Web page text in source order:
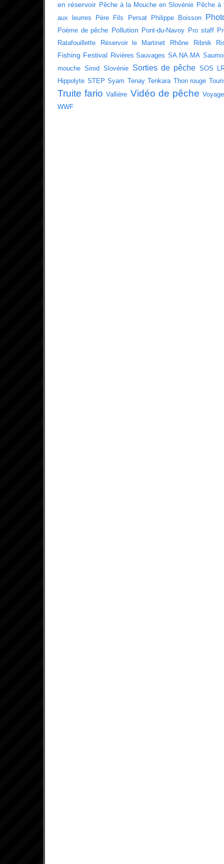
en réservoir Pêche à la Mouche en Slovénie Pêche à
aux leurres
Père Fils Persat Philippe Boisson
Poème de pêche Pollution Pont-du-Navoy Pro staff
Ratafouillette
Réservoir le Martinet Rhône Ribnik
Fishing Festival Rivières Sauvages SA.NA.MA
mouche Sirod Slovénie Sorties de pêche SOS
Hippolyte STEP Syam Tenay Tenkara Thon rouge
Truite fario Vallière Vidéo de pêche
WWF